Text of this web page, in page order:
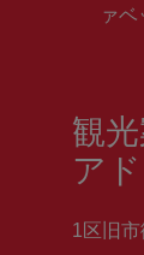
ァベ
観
ア
1区旧市